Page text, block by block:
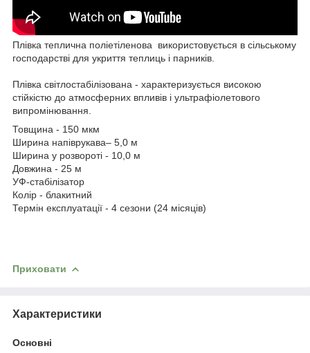
Плівка теплична поліетіленова використовується в сільському
господарстві для укриття теплиць і парників.
Плівка світлостабілізована - характеризується високою
стійкістю до атмосферних впливів і ультрафіолетового
випромінювання.
Товщина - 150 мкм
Ширина напіврукава– 5,0 м
Ширина у розвороті - 10,0 м
Довжина - 25 м
УФ-стабілізатор
Колір - блакитний
Термін експлуатації - 4 сезони (24 місяців)
Приховати
Характеристики
Основні